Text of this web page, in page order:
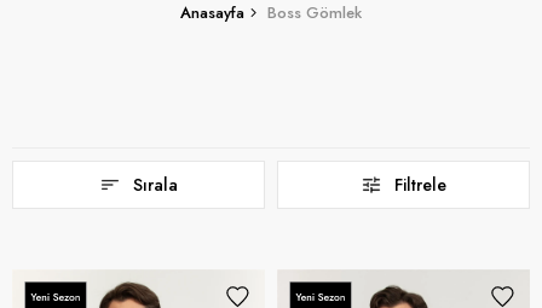
Anasayfa Boss Gömlek
Filtrele
Sırala